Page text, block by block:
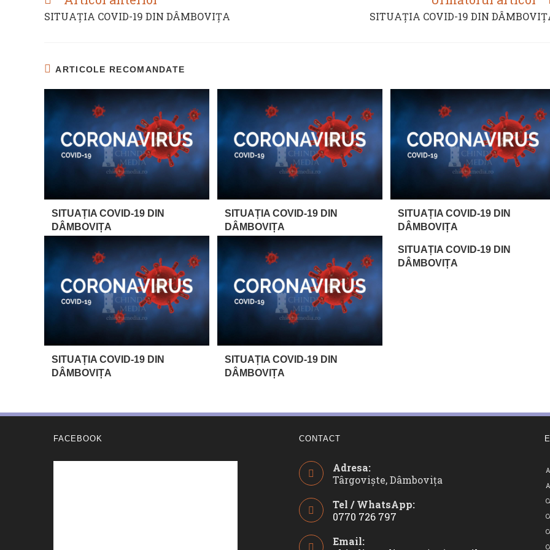
ARTICLES
SITUAȚIA COVID-19 DIN DÂMBOVIȚA SITUAȚIA COVID-19 DIN
ARTICOLE RECOMANDATE
SITUAȚIA COVID-19 DIN
DÂMBOVIȚA
SITUAȚIA COVID-19 DIN
DÂMBOVIȚA
SITUAȚIA COVID-19 DIN
DÂMBOVIȚA
SITUAȚIA COVID-19 DIN
DÂMBOVIȚA
SITUAȚIA COVID-19 DIN
DÂMBOVIȚA
SITUAȚIA COVID-19 DIN
DÂMBOVIȚA
FACEBOOK CONTACT
Adresa:
Târgoviște, Dâmbovița
Tel / WhatsApp:
0770 726 797
in
Email: